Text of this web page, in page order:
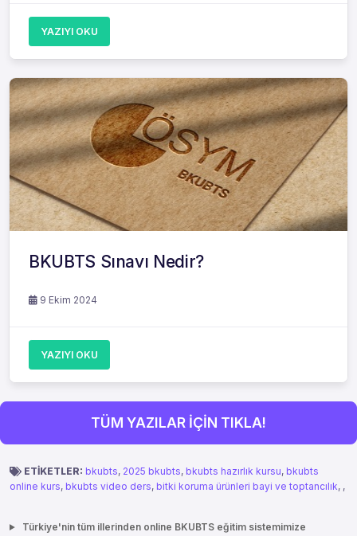
YAZIYI OKU
BKUBTS Sınavı Nedir?
9 Ekim 2024
YAZIYI OKU
TÜM YAZILAR İÇİN TIKLA!
ETİKETLER: bkubts, 2025 bkubts, bkubts hazırlık kursu, bkubts
online kurs, bkubts video ders, bitki koruma ürünleri bayi ve toptancılık, ,
Türkiye'nin tüm illerinden online BKUBTS eğitim sistemimize